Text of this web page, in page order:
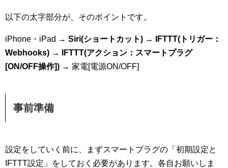
以下の太字部分が、そのポイントです。
iPhone・iPad → Siri(ショートカット) → IFTTT(トリガー：
Webhooks) → IFTTT(アクション：スマートプラグ
[ON/OFF操作]) → 家電[電源ON/OFF]
事前準備
設定をしていく前に、まずスマートプラグの「初期設定と
IFTTT設定」をしておく必要があります。各自お願いしま